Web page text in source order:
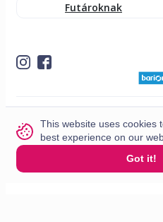
This website uses cookies
best experience on our
Got it!
Futároknak
© 2026 VisitMe. Minden jog
Felhasználási feltételek